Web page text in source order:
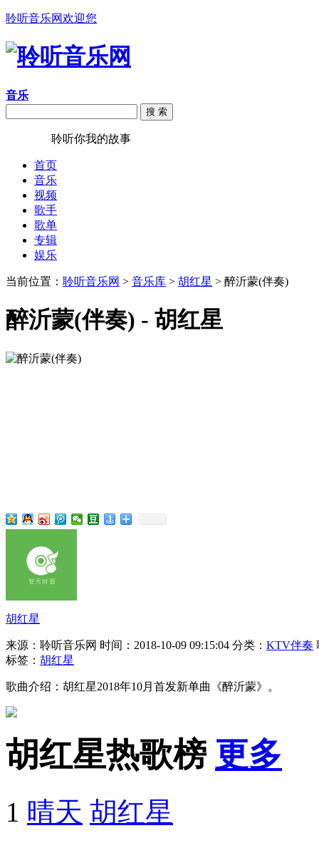
聆听音乐网欢迎您
音乐
搜 索
聆听你我的故事
首页
音乐
视频
歌手
歌单
专辑
娱乐
当前位置： 聆听音乐网 > 音乐库 > 胡红星 > 醉沂蒙(伴奏)
醉沂蒙(伴奏) - 胡红星
胡红星
来源：聆听音乐网 时间：2018-10-09 09:15:04 分类： KTV伴奏
标签： 胡红星
歌曲介绍：胡红星2018年10月首发新单曲《醉沂蒙》。
胡红星热歌榜 更多
1 晴天 胡红星